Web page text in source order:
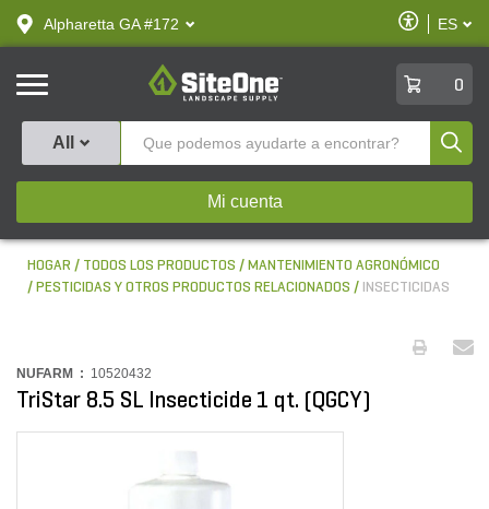
text.skipToContent
text.skipToNavigation
Alpharetta GA #172
Habilitar
ES
SiteOne
0
All
Mi cuenta
HOGAR TODOS LOS PRODUCTOS
MANTENIMIENTO AGRONÓMICO
PESTICIDAS Y OTROS PRODUCTOS RELACIONADOS
INSECTICIDAS
NUFARM : 10520432
TriStar 8.5 SL Insecticide 1 qt. (QGCY)